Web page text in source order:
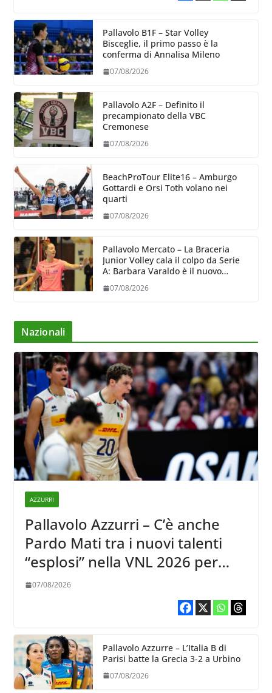
Pallavolo B1F – Star Volley
Bisceglie, il primo passo è la
conferma di Annalisa Mileno
07/08/2026
Pallavolo A2F – Definito il
precampionato della VBC
Cremonese
07/08/2026
BeachProTour Elite16 – Amburgo
Gottardi e Orsi Toth volano nei
quarti
07/08/2026
Pallavolo Mercato – La Braceria
Junior Volley cala il colpo da Serie
A: Barbara Varaldo è il nuovo
07/08/2026
Nazionali
AZZURRI
Pallavolo Azzurri – C’è anche
Pardo Mati tra i nuovi talenti
“esplosi” nella VNL 2026 per
Volleyball World
07/08/2026
Pallavolo Azzurre – L’Italia B di
Parisi batte la Grecia 3-2 a Urbino
07/08/2026